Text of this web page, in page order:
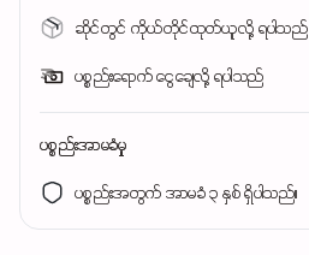
ဆိုင်တွင် ကိုယ်တိုင်ထုတ်ယူလို့ ရပါသည်
ပစ္စည်းရောက် ငွေချေလို့ ရပါသည်
ပစ္စည်းအာမခံမှု
ပစ္စည်းအတွက် အာမခံ ၃ နှစ် ရှိပါသည်။